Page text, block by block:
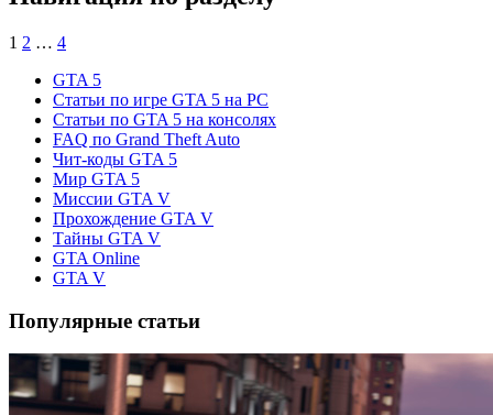
1 2 … 4
GTA 5
Статьи по игре GTA 5 на PC
Статьи по GTA 5 на консолях
FAQ по Grand Theft Auto
Чит-коды GTA 5
Мир GTA 5
Миссии GTA V
Прохождение GTA V
Тайны GTA V
GTA Online
GTA V
Популярные статьи